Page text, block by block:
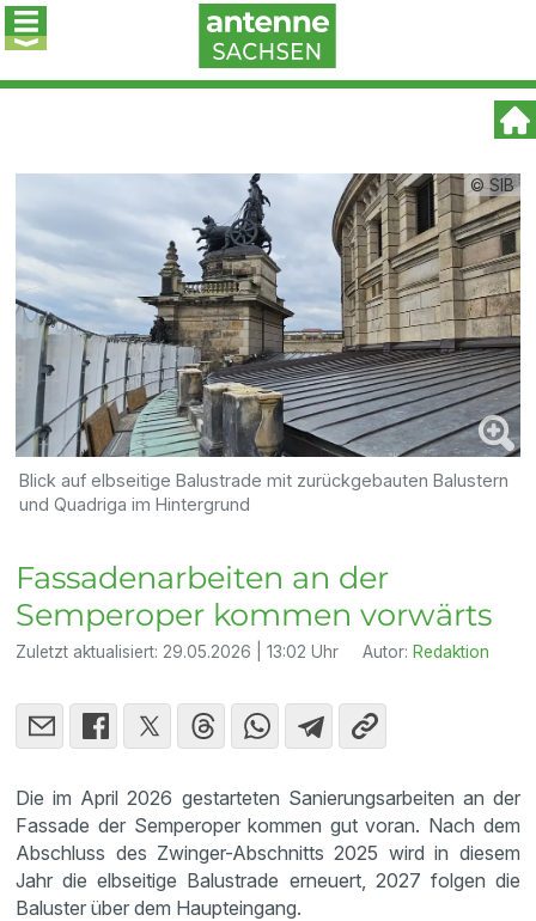
© SIB
Blick auf elbseitige Balustrade mit zurückgebauten Balustern
und Quadriga im Hintergrund
Fassadenarbeiten an der
Semperoper kommen vorwärts
Zuletzt aktualisiert: 29.05.2026 | 13:02 Uhr Autor: Redaktion
Die im April 2026 gestarteten Sanierungsarbeiten an der
Fassade der Semperoper kommen gut voran. Nach dem
Abschluss des Zwinger-Abschnitts 2025 wird in diesem
Jahr die elbseitige Balustrade erneuert, 2027 folgen die
Baluster über dem Haupteingang.